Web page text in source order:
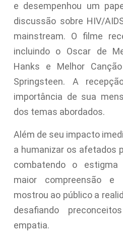
e desempenhou um
discussão sobre HIV/
mainstream. O filme
incluindo o Oscar de
Hanks e Melhor
Springsteen. A
importância de sua
dos temas abordados.
Além de seu impacto
a humanizar os afetados
combatendo o
maior compreensão e
mostrou ao público a
desafiando
empatia.